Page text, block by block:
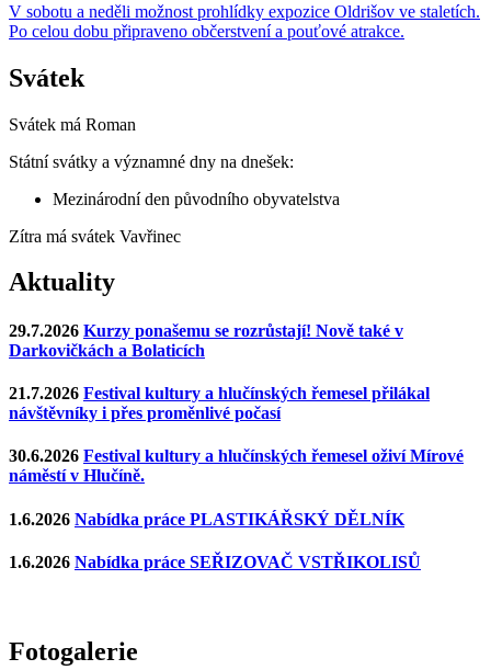
V sobotu a neděli možnost prohlídky expozice Oldrišov ve staletích.
Po celou dobu připraveno občerstvení a pouťové atrakce.
Svátek
Svátek má Roman
Státní svátky a významné dny na dnešek:
Mezinárodní den původního obyvatelstva
Zítra má svátek Vavřinec
Aktuality
29.7.2026 Kurzy ponašemu se rozrůstají! Nově také v
Darkovičkách a Bolaticích
21.7.2026 Festival kultury a hlučínských řemesel přilákal
návštěvníky i přes proměnlivé počasí
30.6.2026 Festival kultury a hlučínských řemesel oživí Mírové
náměstí v Hlučíně.
1.6.2026 Nabídka práce PLASTIKÁŘSKÝ DĚLNÍK
1.6.2026 Nabídka práce SEŘIZOVAČ VSTŘIKOLISŮ
Fotogalerie